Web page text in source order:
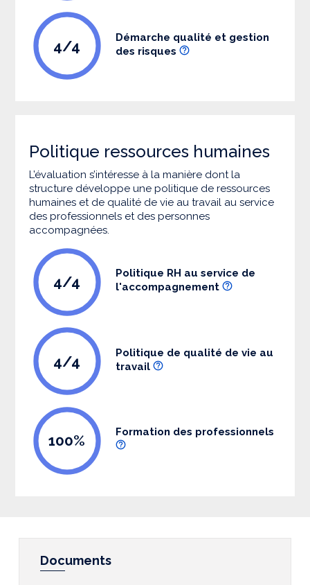
4/4
Démarche qualité et gestion
des risques
Politique ressources humaines
L’évaluation s’intéresse à la manière dont la
structure développe une politique de ressources
humaines et de qualité de vie au travail au service
des professionnels et des personnes
accompagnées.
4/4
Politique RH au service de
l'accompagnement
4/4
Politique de qualité de vie au
travail
100% Formation des professionnels
Documents